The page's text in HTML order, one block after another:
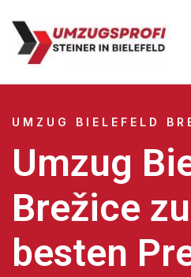
UMZUG BIELEFELD
Umzug
Brežice
besten